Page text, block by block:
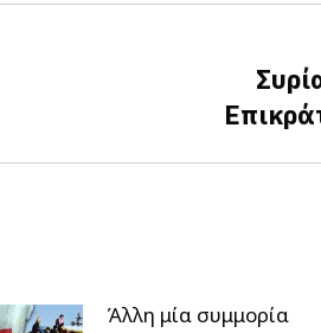
Next
post:
Άλλη μία συμμορία